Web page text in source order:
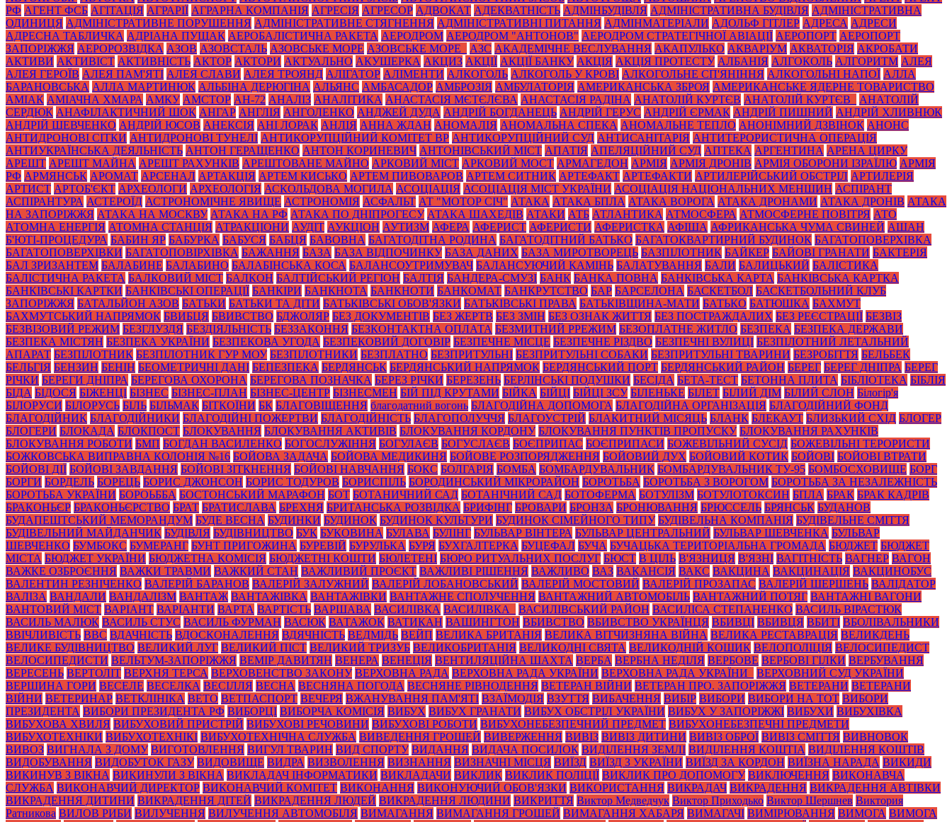
РФ АГЕНТ ФСБ АГІТАЦІЯ АГРАРІЇ АГРАРНА КОМПАНІЯ АГРЕСІЯ АГРЕСОР АДВОКАТ АДЕКВАТНІСТЬ АДМІНБУДІВЛЯ АДМІНІСТРАТИВНА БУДІВЛЯ АДМІНІСТРАТИВНА
ОДИНИЦЯ АДМІНІСТРАТИВНЕ ПОРУШЕННЯ АДМІНІСТРАТИВНЕ СТЯГНЕННЯ АДМІНІСТРАТИВНІ ПИТАННЯ АДМІНМАТЕРІАЛИ АДОЛЬФ ГІТЛЕР АДРЕСА АДРЕСИ
АДРЕСНА ТАБЛИЧКА АДРІАНА ПУЩАК АЕРОБАЛІСТИЧНА РАКЕТА АЕРОДРОМ АЕРОДРОМ "АНТОНОВ" АЕРОДРОМ СТРАТЕГІЧНОЇ АВІАЦІЇ АЕРОПОРТ АЕРОПОРТ
ЗАПОРІЖЖЯ АЕРОРОЗВІДКА АЗОВ АЗОВСТАЛЬ АЗОВСЬКЕ МОРЕ АЗОВСЬКЕ МОРЕ_ АЗС АКАДЕМІЧНЕ ВЕСЛУВАННЯ АКАПУЛЬКО АКВАРІУМ АКВАТОРІЯ АКРОБАТИ
АКТИВИ АКТИВІСТ АКТИВНІСТЬ АКТОР АКТОРИ АКТУАЛЬНО АКУШЕРКА АКЦИЗ АКЦІЇ АКЦІЇ БАНКУ АКЦІЯ АКЦІЯ ПРОТЕСТУ АЛБАНІЯ АЛГОКОЛЬ АЛГОРИТМ АЛЕЯ
АЛЕЯ ГЕРОЇВ АЛЕЯ ПАМ'ЯТІ АЛЕЯ СЛАВИ АЛЕЯ ТРОЯНД АЛІГАТОР АЛІМЕНТИ АЛКОГОЛЬ АЛКОГОЛЬ У КРОВІ АЛКОГОЛЬНЕ СП'ЯНІННЯ АЛКОГОЛЬНІ НАПОЇ АЛЛА
БАРАНОВСЬКА АЛЛА МАРТИНЮК АЛЬБІНА ДЕРЮГІНА АЛЬЯНС АМБАСАДОР АМБРОЗІЯ АМБУЛАТОРІЯ АМЕРИКАНСЬКА ЗБРОЯ АМЕРИКАНСЬКЕ ЯДЕРНЕ ТОВАРИСТВО
АМІАК АМІАЧНА ХМАРА АМКУ АМСТОР АН-72 АНАЛІЗ АНАЛІТИКА АНАСТАСІЯ МЄТЄЛЄВА АНАСТАСІЯ РАДІНА АНАТОЛІЙ КУРТЄВ АНАТОЛІЙ КУРТЄВ_
АНАТОЛІЙ
СЕРДЮК АНАФІЛАКТИЧНИЙ ШОК АНГАР АНГЛІЯ АНГОЛЕНКО АНДЖЕЙ ДУДА АНДРІЙ БОГДАНЕЦЬ АНДРІЙ ГЕРУС АНДРІЙ ЄРМАК АНДРІЙ ПИШНИЙ АНДРІЙ ХЛИВНЮК
АНДРІЙ ШЕВЧЕНКО АНДРІЙ ЮСОВ АНЕКСІЯ АНІ ЛОРАК АНЛІЯ АННА ЖДАН АНОМАЛІЯ АНОМАЛЬНА СПЕКА АНОМАЛЬНЕ ТЕПЛО АНОНІМНИЙ ДЗВІНОК АНОНС
АНТИДРОНОВІ СІТКИ АНТИДРОНОВІ ТУНЕЛІ АНТИКОРУПЦІЙНИЙ КОМІТЕТ ВР АНТИКОРУПЦІЙНИЙ СУД АНТИСАНІТАРІЯ АНТИТЕРОРИСТИЧНА ОПЕРАЦІЯ
АНТИУКРАЇНСЬКА ДЕЯЛЬНІСТЬ АНТОН ГЕРАЩЕНКО АНТОН КОРИНЕВИЧ АНТОНІВСЬКИЙ МІСТ АПАТІЯ АПЕЛЯЦІЙНИЙ СУД АПТЕКА АРГЕНТИНА АРЕНА ЦИРКУ
АРЕШТ АРЕШТ МАЙНА АРЕШТ РАХУНКІВ АРЕШТОВАНЕ МАЙНО АРКОВИЙ МІСТ АРКОВИЙ МОСТ АРМАГЕДОН АРМІЯ АРМІЯ ДРОНІВ АРМІЯ ОБОРОНИ ІЗРАЇЛЮ АРМІЯ
РФ АРМЯНСЬК АРОМАТ АРСЕНАЛ АРТАКЦІЯ АРТЕМ КИСЬКО АРТЕМ ПИВОВАРОВ АРТЕМ СИТНИК АРТЕФАКТ АРТЕФАКТИ АРТИЛЕРІЙСЬКИЙ ОБСТРІЛ АРТИЛЕРІЯ
АРТИСТ АРТОБ'ЄКТ АРХЕОЛОГИ АРХЕОЛОГІЯ АСКОЛЬДОВА МОГИЛА АСОЦІАЦІЯ АСОЦІАЦІЯ МІСТ УКРАЇНИ АСОЦІАЦІЯ НАЦІОНАЛЬНИХ МЕНШИН АСПІРАНТ
АСПІРАНТУРА АСТЕРОЇД АСТРОНОМІЧНЕ ЯВИЩЕ АСТРОНОМІЯ АСФАЛЬТ АТ "МОТОР СІЧ" АТАКА АТАКА БПЛА АТАКА ВОРОГА АТАКА ДРОНАМИ АТАКА ДРОНІВ АТАКА
НА ЗАПОРІЖЖЯ АТАКА НА МОСКВУ АТАКА НА РФ АТАКА ПО ДНІПРОГЕСУ АТАКА ШАХЕДІВ АТАКИ АТБ АТЛАНТИКА АТМОСФЕРА АТМОСФЕРНЕ ПОВІТРЯ АТО
АТОМНА ЕНЕРГІЯ АТОМНА СТАНЦІЯ АТРАКЦІОНИ АУДІТ АУКЦІОН АУТИЗМ АФЕРА АФЕРИСТ АФЕРИСТИ АФЕРИСТКА АФІША АФРИКАНСЬКА ЧУМА СВИНЕЙ АШАН
Б'ЮТІ-ПРОЦЕДУРА БАБИН ЯР БАБУРКА БАБУСЯ БАБЦЯ БАВОВНА БАГАТОДІТНА РОДИНА БАГАТОДІТНИЙ БАТЬКО БАГАТОКВАРТИРНИЙ БУДИНОК БАГАТОПОВЕРХІВКА
БАГАТОПОВЕРХІВКИ БАГАТОПОВІРХІВКА БАЖАННЯ БАЗА БАЗА ВІДПОЧИНКУ БАЗА ДАНИХ БАЗА МИРОТВОРЕЦЬ БАЗПІЛОТНИК БАЙКЕР БАЙОВІ ГРАНАТИ БАКТЕРІЯ
БАЛ ЗРИЗАНТЕМ БАЛАБИНЕ БАЛАБИНО БАЛАБІНСЬКА КОСА БАЛАНСОУТРИМУВАЧ БАЛАНСУЮЧИЙ КАМІНЬ БАЛАТУВАННЯ БАЛИ БАЛИЦЬКИЙ БАЛІСТИКА
БАЛІСТИЧНА РАКЕТА БАЛКОВИЙ МІСТ БАЛКОН БАЛТІЙСЬКИЙ РЕГІОН БАЛТІЯ БАНДЕРА-СМУЗІ БАНК БАНКА ПОВНА БАНКІВСЬКА КАРТА БАНКІВСЬКА КАРТКА
БАНКІВСЬКІ КАРТКИ БАНКІВСЬКІ ОПЕРАЦІЇ БАНКІРИ БАНКНОТА БАНКНОТИ БАНКОМАТ БАНКРУТСТВО БАР БАРСЕЛОНА БАСКЕТБОЛ БАСКЕТБОЛЬНИЙ КЛУБ
ЗАПОРІЖЖЯ БАТАЛЬЙОН АЗОВ БАТЬКИ БАТЬКИ ТА ДІТИ БАТЬКІВСЬКІ ОБОВ'ЯЗКИ БАТЬКІВСЬКІ ПРАВА БАТЬКІВЩИНА-МАТИ БАТЬКО БАТЮШКА БАХМУТ
БАХМУТСЬКИЙ НАПРЯМОК БВИБЦЯ БВИВСТВО БДЖОЛЯР БЕЗ ДОКУМЕНТІВ БЕЗ ЖЕРТВ БЕЗ ЗМІН БЕЗ ОЗНАК ЖИТТЯ БЕЗ ПОСТРАЖДАЛИХ БЕЗ РЕЄСТРАЦІЇ БЕЗВІЗ
БЕЗВІЗОВИЙ РЕЖИМ БЕЗГЛУЗДЯ БЕЗДІЯЛЬНІСТЬ БЕЗЗАКОННЯ БЕЗКОНТАКТНА ОПЛАТА БЕЗМИТНИЙ РРЕЖИМ БЕЗОПЛАТНЕ ЖИТЛО БЕЗПЕКА БЕЗПЕКА ДЕРЖАВИ
БЕЗПЕКА МІСТЯН БЕЗПЕКА УКРАЇНИ БЕЗПЕКОВА УГОДА БЕЗПЕКОВИЙ ДОГОВІР БЕЗПЕЧНЕ МІСЦЕ БЕЗПЕЧНЕ РІЗДВО БЕЗПЕЧНІ ВУЛИЦІ БЕЗПІЛОТНИЙ ЛЕТАЛЬНИЙ
АПАРАТ БЕЗПІЛОТНИК БЕЗПІЛОТНИК ГУР МОУ БЕЗПІЛОТНИКИ БЕЗПЛАТНО БЕЗПРИТУЛЬНІ БЕЗПРИТУЛЬНІ СОБАКИ БЕЗПРИТУЛЬНІ ТВАРИНИ БЕЗРОБІТТЯ БЕЛЬБЕК
БЕЛЬГІЯ БЕНЗИН БЕНІН БЕОМЕТРИЧНІ ДАНІ БЕПЕЗПЕКА БЕРДЯНСЬК БЕРДЯНСЬКИЙ НАПРЯМОК БЕРДЯНСЬКИЙ ПОРТ БЕРДЯНСЬКИЙ РАЙОН БЕРЕГ БЕРЕГ ДНІПРА БЕРЕГ
РІЧКИ БЕРЕГИ ДНІПРА БЕРЕГОВА ОХОРОНА БЕРЕГОВА ПОЗНАЧКА БЕРЕЗ РІЧКИ БЕРЕЗЕНЬ БЕРЛІНСЬКІ ПОДУШКИ БЕСІДА БЕТА-ТЕСТ БЕТОННА ПЛИТА БІБЛІОТЕКА БІБЛІЯ
БІДА БІДОСЯ БІЖЕНЦІ БІЗНЕС БІЗНЕС-ПЛАН БІЗНЕС-ЦЕНТР БІЗНЕСМЕН БІЙ ПІД КРУТАМИ БІЙКА БІЙЦІ БІЙЦІ ЗСУ БІЛЕНЬКЕ БІЛЕТ БІЛИЙ ДІМ БІЛИЙ СЛОН Білогір'я
БІЛОРУСИ БІЛОРУСЬ БІЛЬ БІЛЬМАК БІТКОЇНИ БК БЛАГОВІЩЕННЯ благодатний вогонь БЛАГОДІЙНА ДОПОМОГА БЛАГОДІЙНА ОРГАНІЗАЦІЯ БЛАГОДІЙНИЙ ФОНД
БЛАГОДІЙНИК БЛАГОДІЙНИКИ БЛАГОДІЙНІ ПОЖЕРТВИ БЛАГОДІЙНІСТЬ БЛАГОПОЛУЧЧЯ БЛАГОУСТРІЙ БЛАКИТНИЙ МІСЯЦЬ БЛАНК БЛЕКАУТ БЛИЗЬКИЙ СХІД БЛОГЕР
БЛОГЕРИ БЛОКАДА БЛОКПОСТ БЛОКУВАННЯ БЛОКУВАННЯ АКТИВІВ БЛОКУВАННЯ КОРДОНУ БЛОКУВАННЯ ПУНКТІВ ПРОПУСКУ БЛОКУВАННЯ РАХУНКІВ
БЛОКУВАННЯ РОБОТИ БМП БОГДАН ВАСИЛЕНКО БОГОСЛУЖІННЯ БОГУЛАЄВ БОГУСЛАЄВ БОЄПРИПАС БОЄПРИПАСИ БОЖЕВІЛЬНИЙ СУСІД БОЖЕВІЛЬНІ ТЕРОРИСТИ
БОЖКОВСЬКА ВИПРАВНА КОЛОНІЯ №16 БОЙОВА ЗАДАЧА БОЙОВА МЕДИКИНЯ БОЙОВЕ РОЗПОРЯДЖЕННЯ БОЙОВИЙ ДУХ БОЙОВИЙ КОТИК БОЙОВІ БОЙОВІ ВТРАТИ
БОЙОВІ ДІЇ БОЙОВІ ЗАВДАННЯ БОЙОВІ ЗІТКНЕННЯ БОЙОВІ НАВЧАННЯ БОКС БОЛГАРІЯ БОМБА БОМБАРДУВАЛЬНИК БОМБАРДУВАЛЬНИК ТУ-95 БОМБОСХОВИЩЕ БОРГ
БОРГИ БОРДЕЛЬ БОРЕЦЬ БОРИС ДЖОНСОН БОРИС ТОДУРОВ БОРИСПІЛЬ БОРОДИНСЬКИЙ МІКРОРАЙОН БОРОТЬБА БОРОТЬБА З ВОРОГОМ БОРОТЬБА ЗА НЕЗАЛЕЖНІСТЬ
БОРОТЬБА УКРАЇНИ БОРОЬББА БОСТОНСЬКИЙ МАРАФОН БОТ БОТАНИЧНИЙ САД БОТАНІЧНИЙ САД БОТОФЕРМА БОТУЛІЗМ БОТУЛОТОКСИН БПЛА БРАК БРАК КАДРІВ
БРАКОНЬЄР БРАКОНЬЄРСТВО БРАТ БРАТИСЛАВА БРЕХНЯ БРИТАНСЬКА РОЗВІДКА БРИФІНГ БРОВАРИ БРОНЗА БРОНЮВАННЯ БРЮССЕЛЬ БРЯНСЬК БУДАНОВ
БУДАПЕШТСЬКИЙ МЕМОРАНДУМ БУДЕ ВЕСНА БУДИНКИ БУДИНОК БУДИНОК КУЛЬТУРИ БУДИНОК СІМЕЙНОГО ТИПУ БУДІВЕЛЬНА КОМПАНІЯ БУДІВЕЛЬНЕ СМІТТЯ
БУДІВЕЛЬНИЙ МАЙДАНЧИК БУДІВЛЯ БУДІВНИЦТВО БУК БУКОВИНА БУЛАВА БУЛІНГ БУЛЬВАР ВІНТЕРА БУЛЬВАР ЦЕНТРАЛЬНИЙ БУЛЬВАР ШЕВЧЕНКА БУЛЬВАР
ШЕВЧЕНКО БУМБОКС БУМЕРАНГ БУНТ ПРИГОЖИНА БУРЕВІЙ БУРУЛЬКА БУРЯ БУХГАЛТЕРКА БУЦЕФАЛ БУЧА БУЧАЦЬКА ТЕРИТОРІАЛЬНА ГРОМАДА БЮДЖЕТ БЮДЖЕТ
МІСТА БЮДЖЕТ УКРАЇНИ БЮДЖЕТНА КОМІСІЯ БЮДЖЕТНІ КОШТИ БЮЛЕТЕНІ БЮРО РИТУАЛЬНИХ ПОСЛУГ БЮСТ В ЦІЛЬ В'ЯЗНИЦЯ В'ЯЗНІ ВАГІТНІСТЬ ВАГНЕР ВАГОН
ВАЖКЕ ОЗБРОЄННЯ ВАЖКИ ТРАВМИ ВАЖКИЙ СТАН ВАЖЛИВИЙ ПРОЄКТ ВАЖЛИВІ РІШЕННЯ ВАЖЛИВО ВАЗ ВАКАНСІЯ ВАКС ВАКЦИНА ВАКЦИНАЦІЯ ВАКЦИНОБУС
ВАЛЕНТИН РЕЗНІЧЕНКО ВАЛЕРІЙ БАРАНОВ ВАЛЕРІЙ ЗАЛУЖНИЙ ВАЛЕРІЙ ЛОБАНОВСЬКИЙ ВАЛЕРІЙ МОСТОВИЙ ВАЛЕРІЙ ПРОЗАПАС ВАЛЕРІЙ ШЕРШЕНЬ ВАЛІДАТОР
ВАЛІЗА ВАНДАЛИ ВАНДАЛІЗМ ВАНТАЖ ВАНТАЖІВКА ВАНТАЖІВКИ ВАНТАЖНЕ СПОЛУЧЕННЯ ВАНТАЖНИЙ АВТОМОБІЛЬ ВАНТАЖНИЙ ПОТЯГ ВАНТАЖНІ ВАГОНИ
ВАНТОВИЙ МІСТ ВАРІАНТ ВАРІАНТИ ВАРТА ВАРТІСТЬ ВАРШАВА ВАСИЛІВКА ВАСИЛІВКА_ ВАСИЛІВСЬКИЙ РАЙОН ВАСИЛІСА СТЕПАНЕНКО ВАСИЛЬ ВІРАСТЮК
ВАСИЛЬ МАЛЮК ВАСИЛЬ СТУС ВАСИЛЬ ФУРМАН ВАСЮК ВАТАЖОК ВАТИКАН ВАШИНГТОН ВБИВСТВО ВБИВСТВО УКРАЇНЦЯ ВБИВЦІ ВБИВЦЯ ВБИТІ ВБОЛІВАЛЬНИКИ
ВВІЧЛИВІСТЬ ВВС ВДАЧНІСТЬ ВДОСКОНАЛЕННЯ ВДЯЧНІСТЬ ВЕДМІДЬ ВЕЙП ВЕЛИКА БРИТАНІЯ ВЕЛИКА ВІТЧИЗНЯНА ВІЙНА ВЕЛИКА РЕСТАВРАЦІЯ ВЕЛИКДЕНЬ
ВЕЛИКЕ БУДІВНИЦТВО ВЕЛИКИЙ ЛУГ ВЕЛИКИЙ ПІСТ ВЕЛИКИЙ ТРИЗУБ ВЕЛИКОБРИТАНІЯ ВЕЛИКОДНІ СВЯТА ВЕЛИКОДНІЙ КОШИК ВЕЛОПОЛІЦІЯ ВЕЛОСИПЕДИСТ
ВЕЛОСИПЕДИСТИ ВЕЛЬТУМ-ЗАПОРІЖЖЯ ВЕМІР ДАВИТЯН ВЕНЕРА ВЕНЕЦІЯ ВЕНТИЛЯЦІЙНА ШАХТА ВЕРБА ВЕРБНА НЕДІЛЯ ВЕРБОВЕ ВЕРБОВІ ГІЛКИ ВЕРБУВАННЯ
ВЕРЕСЕНЬ ВЕРТОЛІТ ВЕРХНЯ ТЕРСА ВЕРХОВЕНСТВО ЗАКОНУ ВЕРХОВНА РАДА ВЕРХОВНА РАДА УКРАЇНИ ВЕРХОВНА РАДА УКРАЇНИ_
ВЕРХОВНИЙ СУД УКРАЇНИ
ВЕРШИНА ГОРИ ВЕСЕЛЕ ВЕСЕЛКА ВЕСІЛЛЯ ВЕСНА ВЕСНЯНА ПОГОДА ВЕСНЯНЕ РІВНОДЕННЯ ВЕТЕРАН ВІЙНИ ВЕТЕРАН ПРО. ЗАПОРІЖЖЯ ВЕТЕРАНИ ВЕТЕРАНИ
ВІЙНИ ВЕТЕРИНАР ВЕТКЛІНІКА ВЕТО ВЕТПАСПОРТ ВЕЧЕРЯ ВЖАНУВАННЯ ПАМ'ЯТІ ВЗАЇМОДІЯ ВЗУТТЯ ВИБАЧЕННЯ ВИБІР ВИБОРИ ВИБОРИ НА ТОТ ВИБОРИ
ПРЕЗИДЕНТА ВИБОРИ ПРЕЗИДЕНТА РФ ВИБОРЦІ ВИБОРЧА КОМІСІЯ ВИБУХ ВИБУХ ГРАНАТИ ВИБУХ ОБСТРІЛ УКРАЇНИ ВИБУХ У ЗАПОРІЖЖІ ВИБУХИ ВИБУХІВКА
ВИБУХОВА ХВИЛЯ ВИБУХОВИЙ ПРИСТРІЙ ВИБУХОВІ РЕЧОВИНИ ВИБУХОВІ РОБОТИ ВИБУХОНЕБЕЗПЕЧНИЙ ПРЕДМЕТ ВИБУХОНЕБЕЗПЕЧНІ ПРЕДМЕТИ
ВИБУХОТЕХНІКИ ВИБУХОТЕХНІКІ ВИБУХОТЕХНІЧНА СЛУЖБА ВИВЕДЕННЯ ГРОШЕЙ ВИВЕРЖЕННЯ ВИВІЗ ВИВІЗ ДИТИНИ ВИВІЗ ОБРОЇ ВИВІЗ СМІТТЯ ВИВНОВОК
ВИВОЗ ВИГНАЛА З ДОМУ ВИГОТОВЛЕННЯ ВИГУЛ ТВАРИН ВИД СПОРТУ ВИДАННЯ ВИДАЧА ПОСИЛОК ВИДІЛЕННЯ ЗЕМЛІ ВИДІЛЕННЯ КОШТІА ВИДІЛЕННЯ КОШТІВ
ВИДОБУВАННЯ ВИДОБУТОК ГАЗУ ВИДОВИЩЕ ВИДРА ВИЗВОЛЕННЯ ВИЗНАННЯ ВИЗНАЧНІ МІСЦЯ ВИЇЗД ВИЇЗД З УКРАЇНИ ВИЇЗД ЗА КОРДОН ВИЇЗНА НАРАДА ВИКИДИ
ВИКИНУВ З ВІКНА ВИКИНУЛИ З ВІКНА ВИКЛАДАЧ ІНФОРМАТИКИ ВИКЛАДАЧИ ВИКЛИК ВИКЛИК ПОЛІЦІЇ ВИКЛИК ПРО ДОПОМОГУ ВИКЛЮЧЕННЯ ВИКОНАВЧА
СЛУЖБА ВИКОНАВЧИЙ ДИРЕКТОР ВИКОНАВЧИЙ КОМІТЕТ ВИКОНАННЯ ВИКОНУЮЧИЙ ОБОВ'ЯЗКИ ВИКОРИСТАННЯ ВИКРАДАЧ ВИКРАДЕННЯ ВИКРАДЕННЯ АВТІВКИ
ВИКРАДЕННЯ ДИТИНИ ВИКРАДЕННЯ ДІТЕЙ ВИКРАДЕННЯ ЛЮДЕЙ ВИКРАДЕННЯ ЛЮДИНИ ВИКРИТТЯ Виктор Медведчук Виктор Приходько Виктор Шершнев Виктория
Ратникова ВИЛОВ РИБИ ВИЛУЧЕННЯ ВИЛУЧЕННЯ АВТОМОБІЛЯ ВИМАГАННЯ ВИМАГАННЯ ГРОШЕЙ ВИМАГАННЯ ХАБАРЯ ВИМАГАЧІ ВИМІРЮВАННЯ ВИМОГА ВИМОГА